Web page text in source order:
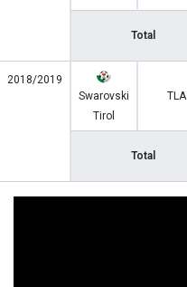
Total
2018/2019
Swarovski
Tirol
TLA
Total